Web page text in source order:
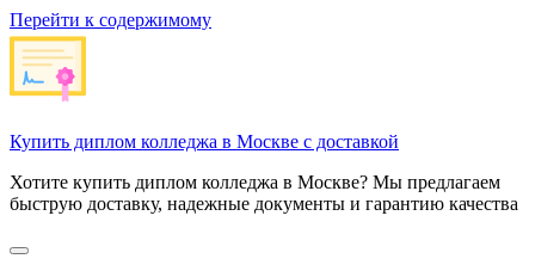
Перейти к содержимому
Купить диплом колледжа в Москве с доставкой
Хотите купить диплом колледжа в Москве? Мы предлагаем
быструю доставку, надежные документы и гарантию качества